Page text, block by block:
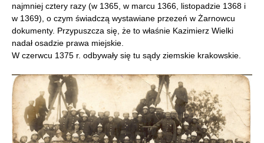
najmniej cztery razy (w 1365, w marcu 1366, listopadzie 1368 i
w 1369), o czym świadczą wystawiane przezeń w Żarnowcu
dokumenty. Przypuszcza się, że to właśnie Kazimierz Wielki
nadał osadzie prawa miejskie.
W czerwcu 1375 r. odbywały się tu sądy ziemskie krakowskie.